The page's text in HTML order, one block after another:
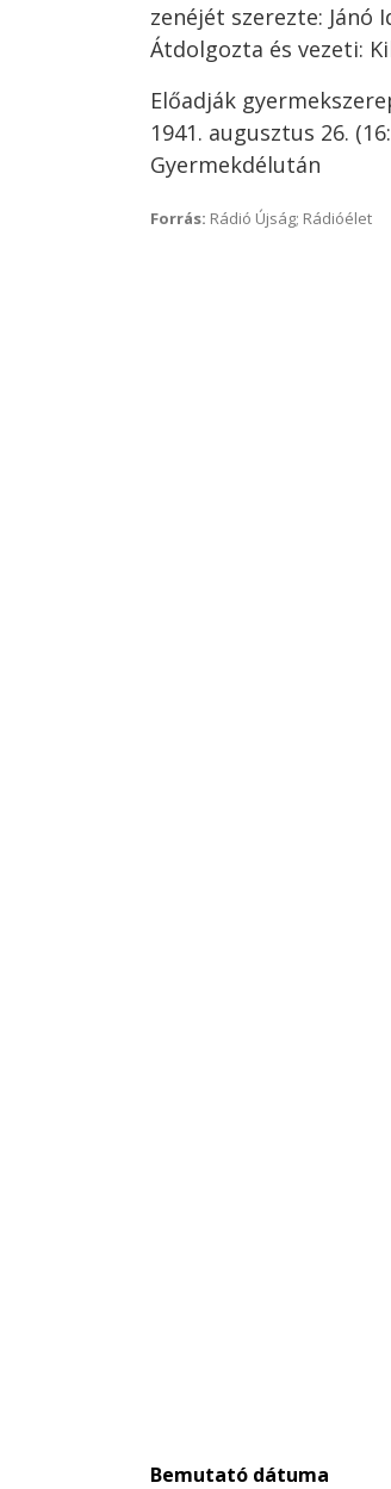
zenéjét szerezte: Jánó
Átdolgozta és vezeti:
Előadják
1941. augusztus 26.
Gyermekdélután
Forrás: Rádió Újság; Rádióélet
Bemutató dátuma